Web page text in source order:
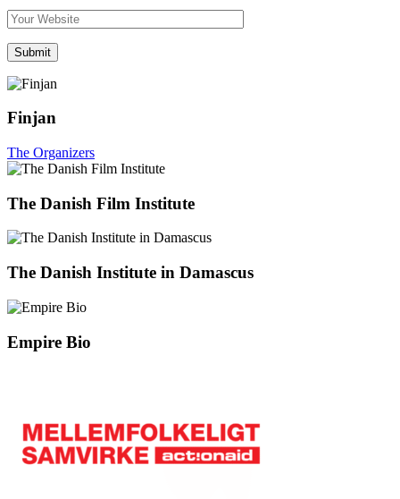
Finjan
The Organizers
The Danish Film Institute
The Danish Institute in Damascus
Empire Bio